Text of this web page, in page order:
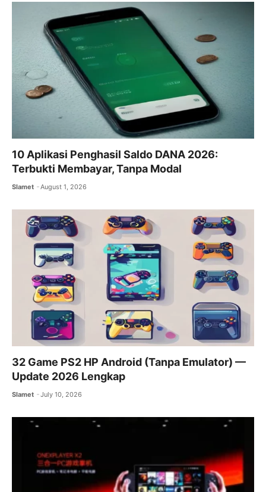
o
o
k
p
p
10 Aplikasi Penghasil Saldo DANA 2026:
Terbukti Membayar, Tanpa Modal
Slamet August 1, 2026
32 Game PS2 HP Android (Tanpa Emulator) —
Update 2026 Lengkap
Slamet July 10, 2026